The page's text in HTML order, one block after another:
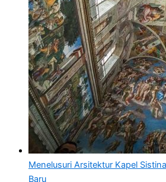
Menelusuri Arsitektur Kapel
Baru